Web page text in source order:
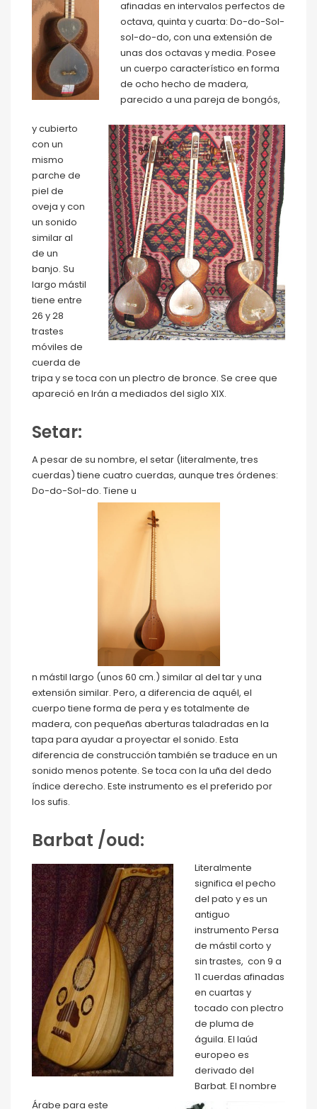
afinadas en intervalos perfectos de
octava, quinta y cuarta: Do-do-Sol-
sol-do-do, con una extensión de
unas dos octavas y media. Posee
un cuerpo característico en forma
de ocho hecho de madera,
parecido a una pareja de bongós,
y cubierto
con un
mismo
parche de
piel de
oveja y con
un sonido
similar al
de un
banjo. Su
largo mástil
tiene entre
26 y 28
trastes
móviles de
cuerda de
tripa y se toca con un plectro de bronce. Se cree que
apareció en Irán a mediados del siglo XIX.
Setar:
A pesar de su nombre, el setar (literalmente, tres
cuerdas) tiene cuatro cuerdas, aunque tres órdenes:
Do-do-Sol-do. Tiene u
n mástil largo (unos 60 cm.) similar al del tar y una
extensión similar. Pero, a diferencia de aquél, el
cuerpo tiene forma de pera y es totalmente de
madera, con pequeñas aberturas taladradas en la
tapa para ayudar a proyectar el sonido. Esta
diferencia de construcción también se traduce en un
sonido menos potente. Se toca con la uña del dedo
índice derecho. Este instrumento es el preferido por
los sufis.
Barbat /oud:
Literalmente
significa el pecho
del pato y es un
antiguo
instrumento Persa
de mástil corto y
sin trastes, con 9 a
11 cuerdas afinadas
en cuartas y
tocado con plectro
de pluma de
águila. El laúd
europeo es
derivado del
Barbat. El nombre
Árabe para este